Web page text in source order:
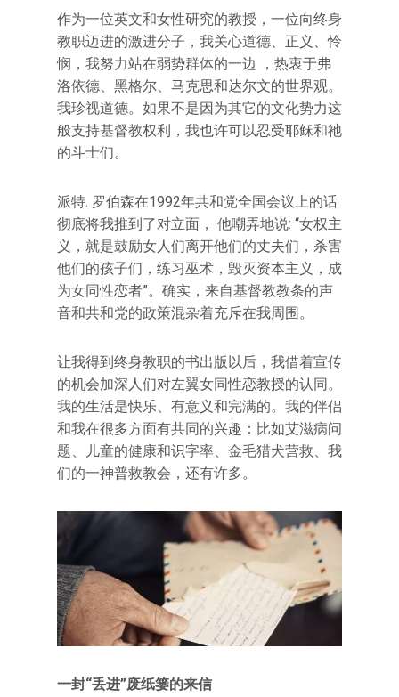
作为一位英文和女性研究的教授，一位向终身
教职迈进的激进分子，我关心道德、正义、怜
悯，我努力站在弱势群体的一边 ，热衷于弗
洛依德、黑格尔、马克思和达尔文的世界观。
我珍视道德。如果不是因为其它的文化势力这
般支持基督教权利，我也许可以忍受耶稣和祂
的斗士们。
派特. 罗伯森在1992年共和党全国会议上的话
彻底将我推到了对立面， 他嘲弄地说: “女权主
义，就是鼓励女人们离开他们的丈夫们，杀害
他们的孩子们，练习巫术，毁灭资本主义，成
为女同性恋者”。确实，来自基督教教条的声
音和共和党的政策混杂着充斥在我周围。
让我得到终身教职的书出版以后，我借着宣传
的机会加深人们对左翼女同性恋教授的认同。
我的生活是快乐、有意义和完满的。我的伴侣
和我在很多方面有共同的兴趣：比如艾滋病问
题、儿童的健康和识字率、金毛猎犬营救、我
们的一神普救教会，还有许多。
一封“丢进”废纸篓的来信